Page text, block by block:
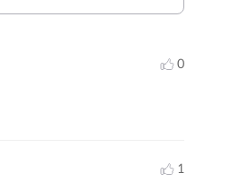
0
1